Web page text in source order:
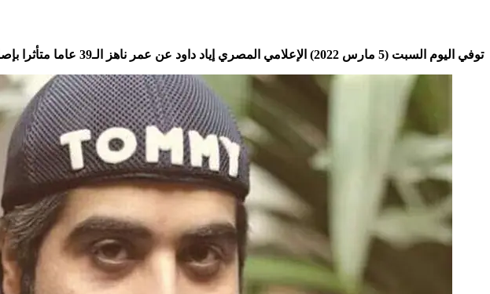
توفي اليوم السبت (5 مارس 2022) الإعلامي المصري إياد داود عن عمر ناهز الـ39 عاما متأثرا بإصابته بمرض كوفيد 19.